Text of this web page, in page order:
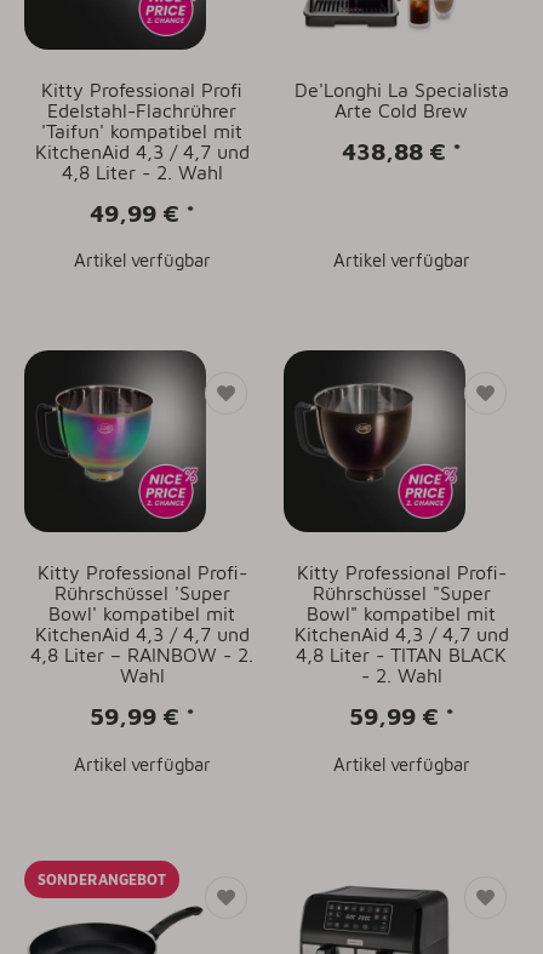
Kitty Professional Profi
Edelstahl-Flachrührer
'Taifun' kompatibel mit
KitchenAid 4,3 / 4,7 und
4,8 Liter - 2. Wahl
49,99 € *
Artikel verfügbar
De'Longhi La Specialista
Arte Cold Brew
438,88 € *
Artikel verfügbar
Kitty Professional Profi-
Rührschüssel 'Super
Bowl' kompatibel mit
KitchenAid 4,3 / 4,7 und
4,8 Liter – RAINBOW - 2.
Wahl
59,99 € *
Artikel verfügbar
Kitty Professional Profi-
Rührschüssel "Super
Bowl" kompatibel mit
KitchenAid 4,3 / 4,7 und
4,8 Liter - TITAN BLACK
- 2. Wahl
59,99 € *
Artikel verfügbar
SONDERANGEBOT